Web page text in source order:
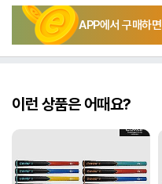
APP에서 구매하면
이런 상품은 어때요?